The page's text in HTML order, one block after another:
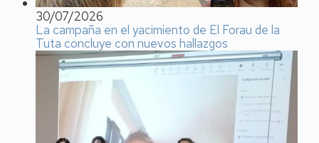
30/07/2026
La campaña en el yacimiento de El Forau de la
Tuta concluye con nuevos hallazgos